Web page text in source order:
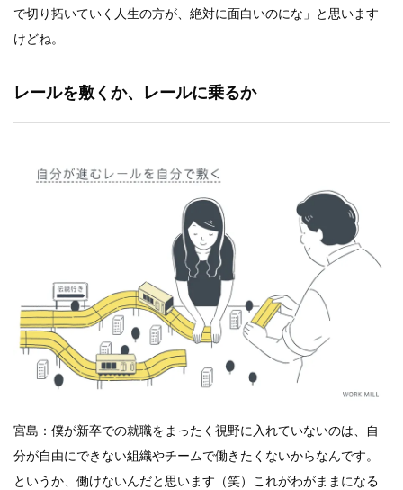
で切り拓いていく人生の方が、絶対に面白いのにな」と思います
けどね。
レールを敷くか、レールに乗るか
宮島：僕が新卒での就職をまったく視野に入れていないのは、自
分が自由にできない組織やチームで働きたくないからなんです。
というか、働けないんだと思います（笑）これがわがままになる